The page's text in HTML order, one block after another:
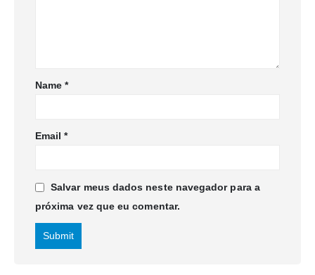
Name*
Email*
Salvar meus dados neste navegador para a
próxima vez que eu comentar.